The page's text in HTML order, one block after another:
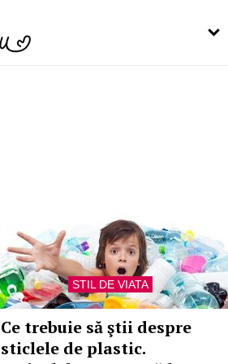
STIL DE VIATA
Ce trebuie să ştii despre
sticlele de plastic.